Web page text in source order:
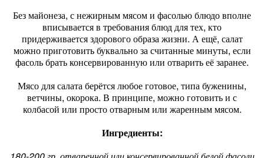
Без майонеза, с нежирным мясом и фасолью блюдо вполне
вписывается в требования блюд для тех, кто
придерживается здорового образа жизни. А ещё, салат
можно приготовить буквально за считанные минуты, если
фасоль брать консервированную или отварить её заранее.
Мясо для салата берётся любое готовое, типа буженины,
ветчины, окорока. В принципе, можно готовить и с
колбасой или просто отварным или жаренным мясом.
Ингредиенты: